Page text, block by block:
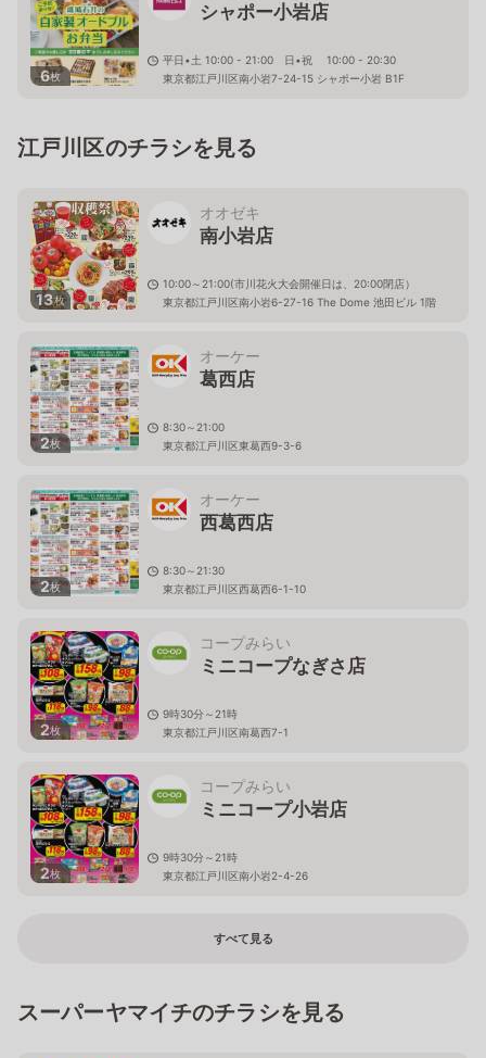
6枚
シャポー小岩店
平日•土 10:00 - 21:00 日•祝 10:00 - 20:30
東京都江戸川区南小岩7-24-15 シャポー小岩 B1F
江戸川区のチラシを見る
13枚
オオゼキ
南小岩店
10:00～21:00(市川花火大会開催日は、20:00閉店）
東京都江戸川区南小岩6-27-16 The Dome 池田ビル 1階
2枚
オーケー
葛西店
8:30～21:00
東京都江戸川区東葛西9-3-6
2枚
オーケー
西葛西店
8:30～21:30
東京都江戸川区西葛西6-1-10
2枚
コープみらい
ミニコープなぎさ店
9時30分～21時
東京都江戸川区南葛西7-1
2枚
コープみらい
ミニコープ小岩店
9時30分～21時
東京都江戸川区南小岩2-4-26
すべて見る
スーパーヤマイチのチラシを見る